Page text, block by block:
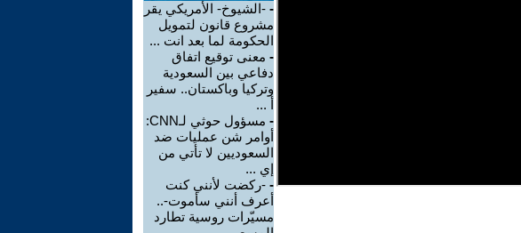
- -الشيوخ- الأمريكي يقر
مشروع قانون لتمويل
الحكومة لما بعد انت ...
- معنى توقيع اتفاق
دفاعي بين السعودية
وتركيا وباكستان.. سفير
أ ...
-
مسؤول حوثي لـCNN:
أوامر شن عمليات ضد
السعوديين لا تأتي من
إي ...
- -ركضت لأنني كنت
أعرف أنني سأموت-..
مسيّرات روسية تطارد